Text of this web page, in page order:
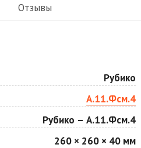
Конго
1 040 ₽/м
Серая
750 ₽ /м
Отзывы
Рубико
А.11.Фсм.4
Рубико – А.11.Фсм.4
260 × 260 × 40 мм